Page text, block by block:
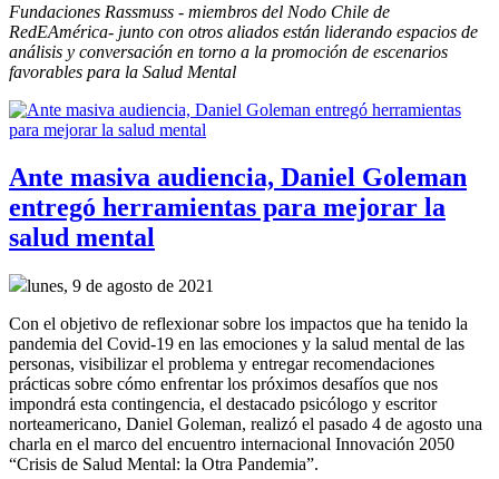
Fundaciones Rassmuss - miembros del Nodo Chile de
RedEAmérica- junto con otros aliados están liderando espacios de
análisis y conversación en torno a la promoción de escenarios
favorables para la Salud Mental
Ante masiva audiencia, Daniel Goleman
entregó herramientas para mejorar la
salud mental
lunes, 9 de agosto de 2021
Con el objetivo de reflexionar sobre los impactos que ha tenido la
pandemia del Covid-19 en las emociones y la salud mental de las
personas, visibilizar el problema y entregar recomendaciones
prácticas sobre cómo enfrentar los próximos desafíos que nos
impondrá esta contingencia, el destacado psicólogo y escritor
norteamericano, Daniel Goleman, realizó el pasado 4 de agosto una
charla en el marco del encuentro internacional Innovación 2050
“Crisis de Salud Mental: la Otra Pandemia”.